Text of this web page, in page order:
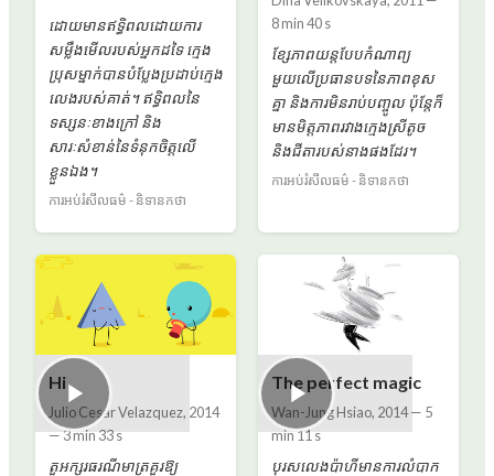
ដោយ​មាន​ឥទ្ធិពល​ដោយ​ការ​
សម្លឹង​មើល​របស់​អ្នក​ដទៃ ក្មេង​
ប្រុស​ម្នាក់​បាន​បំប្លែង​ប្រដាប់​ក្មេង​
លេង​របស់​គាត់។ ឥទ្ធិពលនៃ
ទស្សនៈខាងក្រៅ និង
សារៈសំខាន់នៃទំនុកចិត្តលើ
ខ្លួនឯង។
ការអប់រំសីលធម៌ - និទានកថា
8 min 40 s
ខ្សែភាពយន្តបែបកំណាព្យ
មួយលើប្រធានបទនៃភាពខុស
គ្នា និងការមិនរាប់បញ្ចូល ប៉ុន្តែក៏
មានមិត្តភាពរវាងក្មេងស្រីតូច
និងជីតារបស់នាងផងដែរ។
ការអប់រំសីលធម៌ - និទានកថា
Hi
Julio Cesar Velazquez, 2014
—3 min 33 s
តួអក្សរធរណីមាត្រគួរឱ្យ
The perfect magic
Wan-Jung Hsiao, 2014— 5
min 11 s
បុរសលេងប៉ាហីមានការលំបាក